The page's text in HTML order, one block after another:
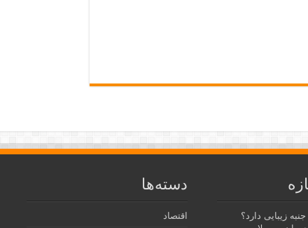
زیبایی دارد؟
دسته‌ها
اقتصاد